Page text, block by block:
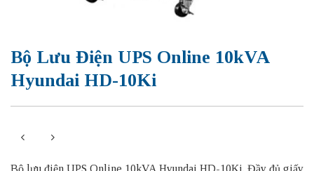
Bộ Lưu Điện UPS Online 10kVA
Hyundai HD-10Ki
Bộ lưu điện UPS Online 10kVA Hyundai HD-10Ki. Đầy đủ giấy